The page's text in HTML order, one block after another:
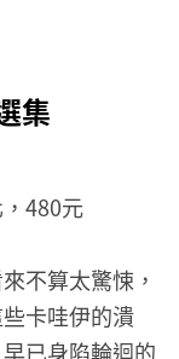
集
480元
不算太驚悚，
卡哇伊的潰
已身陷輪迴的